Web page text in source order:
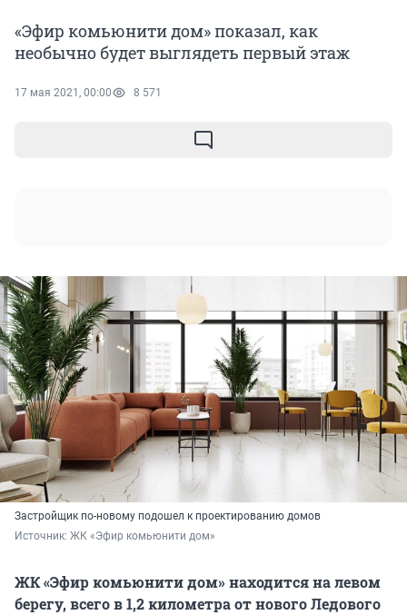
«Эфир комьюнити дом» показал, как
необычно будет выглядеть первый этаж
17 мая 2021, 00:00 8 571
Застройщик по-новому подошел к проектированию домов
Источник: ЖК «Эфир комьюнити дом»
ЖК «Эфир комьюнити дом» находится на левом
берегу, всего в 1,2 километра от нового Ледового